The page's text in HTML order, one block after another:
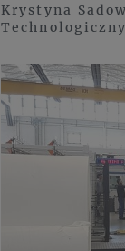
Krystyna